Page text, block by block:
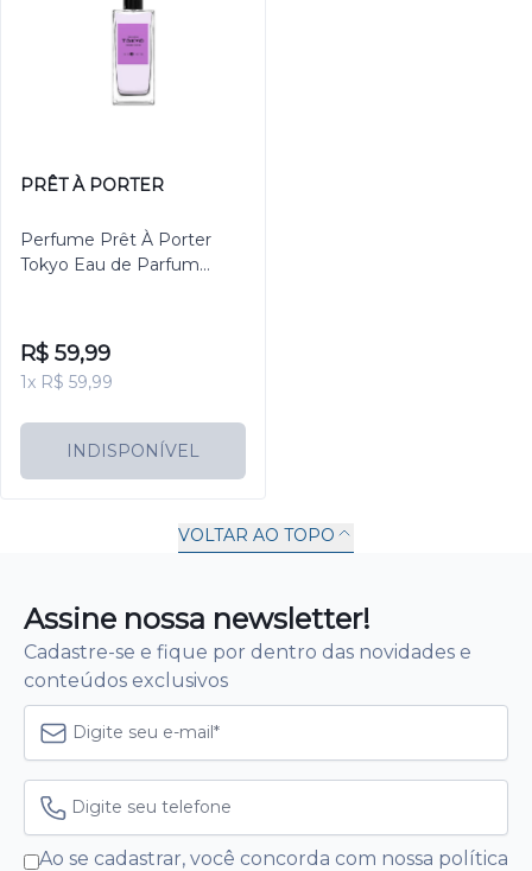
PRÊT À PORTER
Perfume Prêt À Porter
Tokyo Eau de Parfum
R$ 59,99
1x R$ 59,99
INDISPONÍVEL
VOLTAR AO TOPO
Assine nossa newsletter!
Cadastre-se e fique por dentro das novidades e
conteúdos exclusivos
Ao se cadastrar, você concorda com nossa política